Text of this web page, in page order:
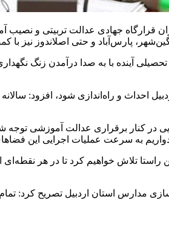
جهادی عدالت تربیتی و نصیب
، پارس‌آباد و حتی اصلاندوز
آینده با به صدا درآمدن زنگ
استان اردبیل با بیان اینکه باید سالانه ۱۵ مدرسه در
تلاش خواهیم کرد تا در هر نقطه‌ای